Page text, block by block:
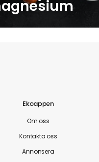
Ekoappen
Om oss
Kontakta oss
Annonsera